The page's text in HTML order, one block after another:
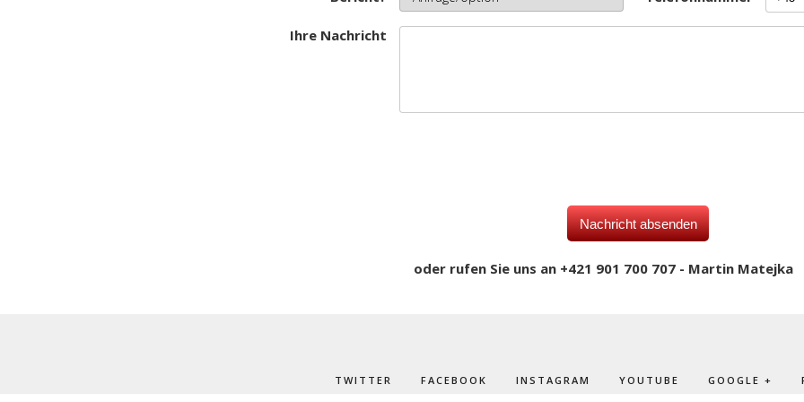
Ihre Nachricht
oder rufen Sie uns an +421 901 700 707 - Martin Matejka
TWITTER FACEBOOK INSTAGRAM YOUTUBE GOOGLE +